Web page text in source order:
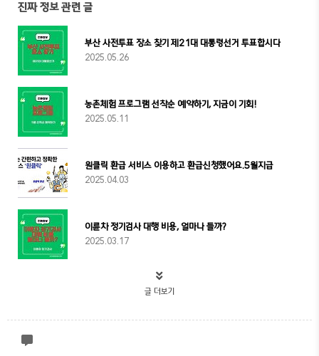
진짜 정보 관련 글
부산 사전투표 장소 찾기 제21대 대통령선거 투표합시다
2025.05.26
농촌체험 프로그램 선착순 예약하기, 지금이 기회!
2025.05.11
원클릭 환급 서비스 이용하고 환급신청했어요.5월지급
2025.04.03
이륜차 정기검사 대행 비용, 얼마나 들까?
2025.03.17
글 더보기